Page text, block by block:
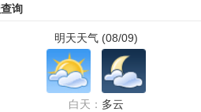
询
明天天气 (08/09)
白天： 多云